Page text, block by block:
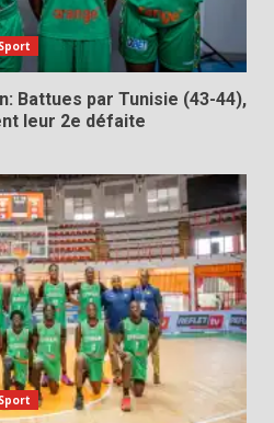
Sport
Battues par Tunisie (43-44),
leur 2e défaite
Sport